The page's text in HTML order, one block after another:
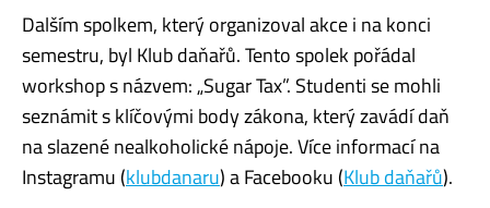
Dalším spolkem, který organizoval akce i na konci
semestru, byl Klubdaňařů. Tento spolek pořádal
workshop s názvem: „SugarTax”. Studenti se mohli
seznámit s klíčovými body zákona, který zavádí daň
na slazené nealkoholické nápoje.Více informací na
Instagramu (klubdanaru) a Facebooku (Klub daňařů).